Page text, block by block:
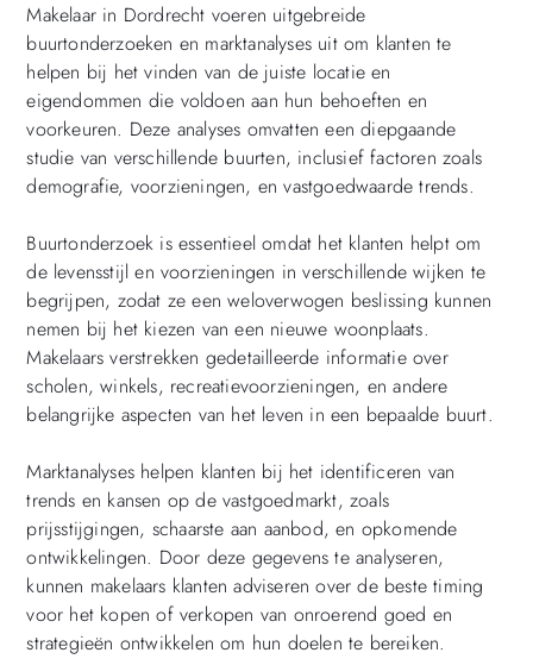
Makelaar in Dordrecht voeren uitgebreide
buurtonderzoeken en marktanalyses uit om klanten te
helpen bij het vinden van de juiste locatie en
eigendommen die voldoen aan hun behoeften en
voorkeuren. Deze analyses omvatten een diepgaande
studie van verschillende buurten, inclusief factoren zoals
demografie, voorzieningen, en vastgoedwaarde trends.
Buurtonderzoek is essentieel omdat het klanten helpt om
de levensstijl en voorzieningen in verschillende wijken te
begrijpen, zodat ze een weloverwogen beslissing kunnen
nemen bij het kiezen van een nieuwe woonplaats.
Makelaars verstrekken gedetailleerde informatie over
scholen, winkels, recreatievoorzieningen, en andere
belangrijke aspecten van het leven in een bepaalde buurt.
Marktanalyses helpen klanten bij het identificeren van
trends en kansen op de vastgoedmarkt, zoals
prijsstijgingen, schaarste aan aanbod, en opkomende
ontwikkelingen. Door deze gegevens te analyseren,
kunnen makelaars klanten adviseren over de beste timing
voor het kopen of verkopen van onroerend goed en
strategieën ontwikkelen om hun doelen te bereiken.